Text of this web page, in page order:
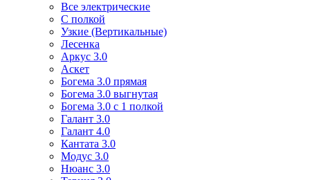
Все электрические
С полкой
Узкие (Вертикальные)
Лесенка
Аркус 3.0
Аскет
Богема 3.0 прямая
Богема 3.0 выгнутая
Богема 3.0 с 1 полкой
Галант 3.0
Галант 4.0
Кантата 3.0
Модус 3.0
Нюанс 3.0